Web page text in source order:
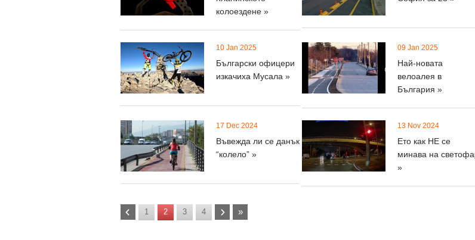
колоездене »
10 Jan 2025
Български офицери
изкачиха Мусала »
09 Jan 2025
Най-новата
велоалея в
България »
17 Dec 2024
Въвежда ли се данък
“колело” »
13 Nov 2024
Ето как НЕ се
минава на
»
1 2 3 4 »